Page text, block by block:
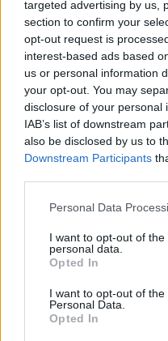
targeted advertising by us,
section to confirm your
opt-out request is
interest-based ads based
us or personal information
your opt-out. You may
disclosure of your personal
IAB’s list of downstream
also be disclosed by us to
Downstream Participants
Personal Data
I want to opt-out of
personal data.
Opted In
I want to opt-out of the
Personal Data.
Opted In
Ισπανία – Ιταλία:
το μεταναστευτικό με
ελέγχους
09/08/2026 - 10:29 ΚΟΣΜΟΣ
Αλ. Τσίπρας: Στις 2
οικονομικού
Θεσσαλονίκη
09/08/2026 - 10:03 ΠΟΛΙΤΙΚΗ
Κορυφώνεται η
56.000 επιβάτες
λιμάνια της Αττικής
08/08/2026 - 14:30 ΕΛΛΑΔΑ
Δυτική Αττική: Η
– Τα έργα Antinero και η
βροχές
08/08/2026 - 14:08